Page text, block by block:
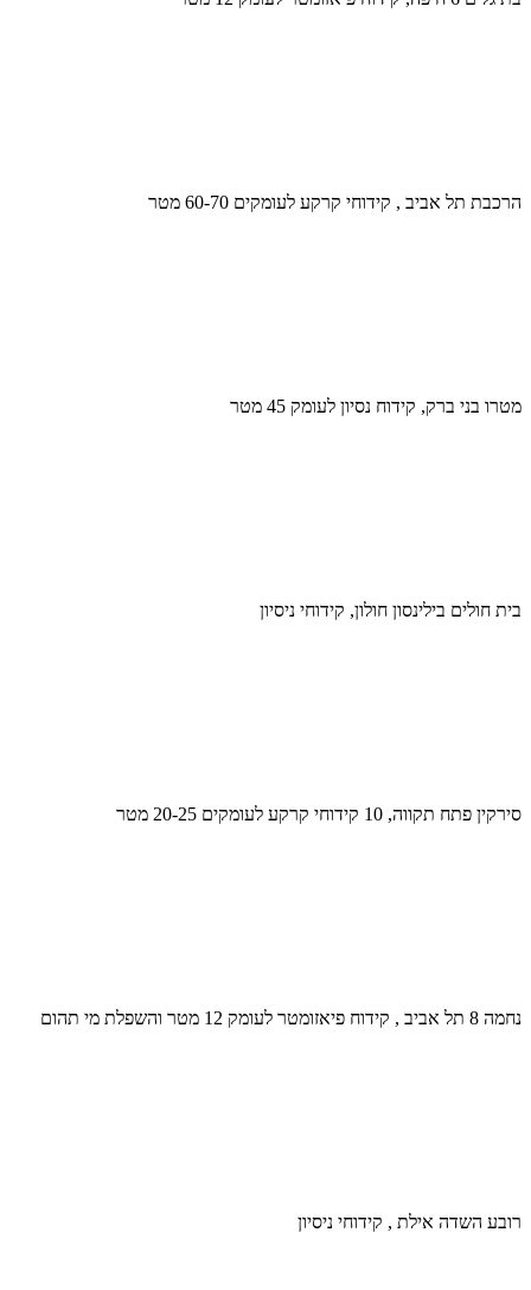
הרכבת תל אביב , קידוחי קרקע לעומקים 60-70 מטר
מטרו בני ברק, קידוח נסיון לעומק 45 מטר
בית חולים בילינסון חולון, קידוחי ניסיון
סירקין פתח תקווה, 10 קידוחי קרקע לעומקים 20-25 מטר
נחמה 8 תל אביב , קידוח פיאזומטר לעומק 12 מטר והשפלת מי תהום
רובע השדה אילת , קידוחי ניסיון